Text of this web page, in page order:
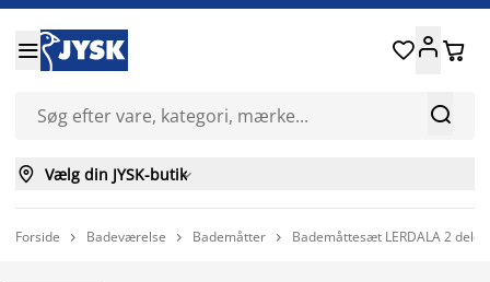


 
 Vælg din JYSK-butik
Forside  Badeværelse  Bademåtter  Bademåttesæt LERDALA 2